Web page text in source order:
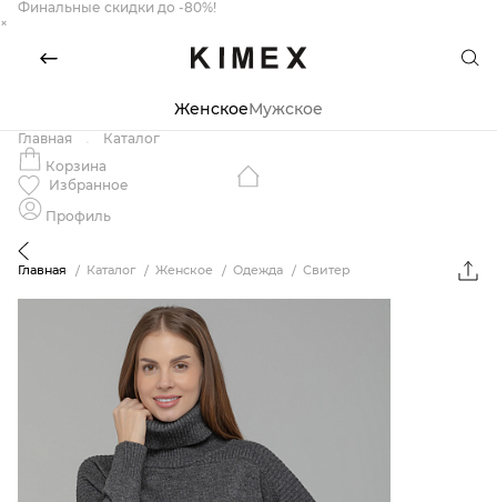
Финальные скидки до -80%!
×
ЖенскоеМужское
Главная
Каталог
Корзина
Избранное
Профиль
Главная Каталог Женское Одежда Свитер